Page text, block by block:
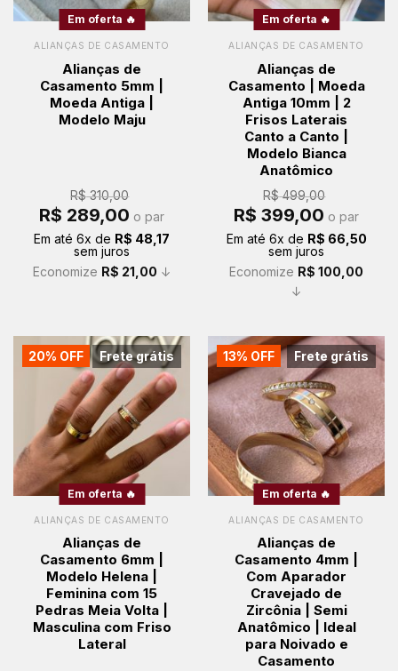
Em oferta 🔥
ALIANÇAS DE CASAMENTO
Alianças de
Casamento 5mm |
Moeda Antiga |
Modelo Maju
R$310,00
O
preço
era:
R$ 310,00.
R$ 289,00 preço
atual
é:
o par
Em até 6x de R$ 48,17
sem juros
Economize R$ 21,00 ↓
Em oferta 🔥
ALIANÇAS DE CASAMENTO
Alianças de
Casamento | Moeda
Antiga 10mm | 2
Frisos Laterais
Canto a Canto |
Modelo Bianca
Anatômico
R$499,00
O
preço
era:
R$ 499,00.
R$ 399,00 preço
atual
é:
o par
Em até 6x de R$ 66,50
sem juros
Economize R$ 100,00
↓
Frete grátis
20% OFF
Em oferta 🔥
ALIANÇAS DE CASAMENTO
Alianças de
Casamento 6mm |
Modelo Helena |
Feminina com 15
Pedras Meia Volta |
Masculina com Friso
Lateral
Frete grátis
13% OFF
Em oferta 🔥
ALIANÇAS DE CASAMENTO
Alianças de
Casamento 4mm |
Com Aparador
Cravejado de
Zircônia | Semi
Anatômico | Ideal
para Noivado e
Casamento